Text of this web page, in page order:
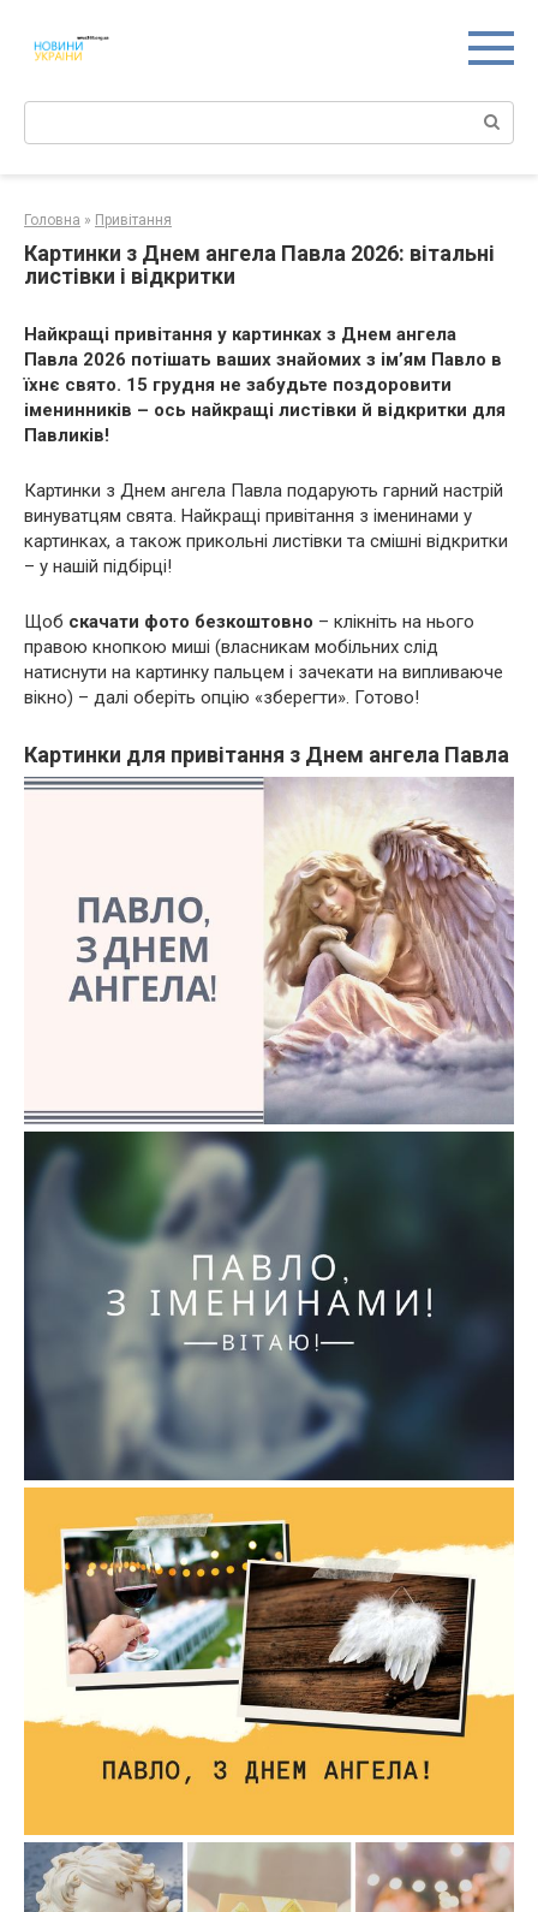
контенту
Поиск:
Головна » Привітання
Картинки з Днем ангела Павла 2026: вітальні
листівки і відкритки
Найкращі привітання у картинках з Днем ангела
Павла 2026 потішать ваших знайомих з ім’ям Павло в
їхнє свято. 15 грудня не забудьте поздоровити
іменинників – ось найкращі листівки й відкритки для
Павликів!
Картинки з Днем ангела Павла подарують гарний настрій
винуватцям свята. Найкращі привітання з іменинами у
картинках, а також прикольні листівки та смішні відкритки
– у нашій підбірці!
Щоб скачати фото безкоштовно – клікніть на нього
правою кнопкою миші (власникам мобільних слід
натиснути на картинку пальцем і зачекати на випливаюче
вікно) – далі оберіть опцію «зберегти». Готово!
Картинки для привітання з Днем ангела Павла